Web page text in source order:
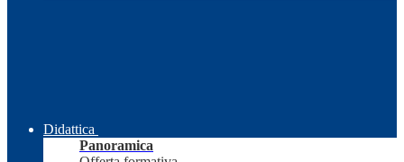
Didattica
Panoramica